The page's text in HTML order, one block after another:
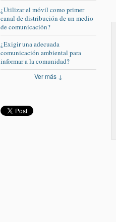
¿Utilizar el móvil como primer
canal de distribución de un medio
de comunicación?
¿Exigir una adecuada
comunicación ambiental para
informar a la comunidad?
Ver más ↓